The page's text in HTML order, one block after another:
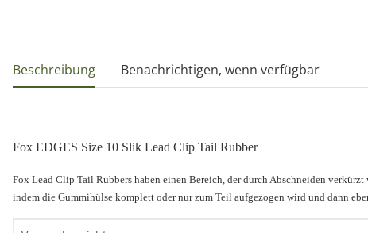
weitere Registerkarten anzeigen
Beschreibung Benachrichtigen, wenn verfügbar
Fox EDGES Size 10 Slik Lead Clip Tail Rubber
Fox Lead Clip Tail Rubbers haben einen Bereich, der durch Abschneiden
indem die Gummihülse komplett oder nur zum Teil aufgezogen wird und dann